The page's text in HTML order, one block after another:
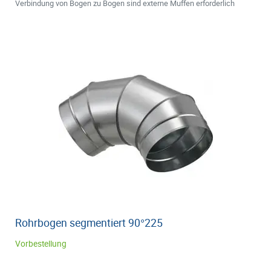
Verbindung von Bogen zu Bogen sind externe Muffen erforderlich
Rohrbogen segmentiert 90°225
Vorbestellung